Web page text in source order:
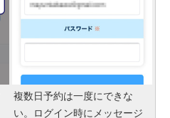
複数日予約は一度にできな
い。ログイン時にメッセージ